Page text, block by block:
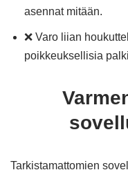
asennat mitään.
❌ Varo liian
poikkeuksellisia
Tarkistamattomien